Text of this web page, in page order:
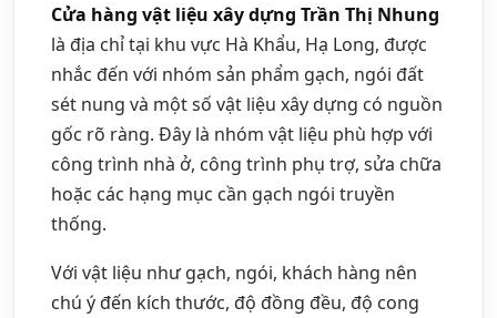
Cửa hàng vật liệu xây dựng Trần Thị Nhung
là địa chỉ tại khu vực Hà Khẩu, Hạ Long, được
nhắc đến với nhóm sản phẩm gạch, ngói đất
sét nung và một số vật liệu xây dựng có nguồn
gốc rõ ràng. Đây là nhóm vật liệu phù hợp với
công trình nhà ở, công trình phụ trợ, sửa chữa
hoặc các hạng mục cần gạch ngói truyền
thống.
Với vật liệu như gạch, ngói, khách hàng nên
chú ý đến kích thước, độ đồng đều, độ cong